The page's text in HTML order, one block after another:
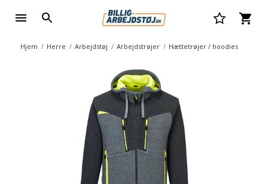
Hjem Herre Arbejdstøj Arbejdstrøjer Hættetrøjer / hoodies